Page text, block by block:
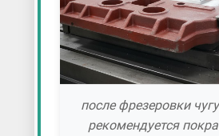
после фрезеровки
рекомендуется